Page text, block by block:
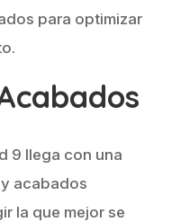
para optimizar
9 llega con una
acabados
la que mejor se